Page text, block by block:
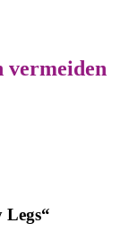
vermeiden
Legs“